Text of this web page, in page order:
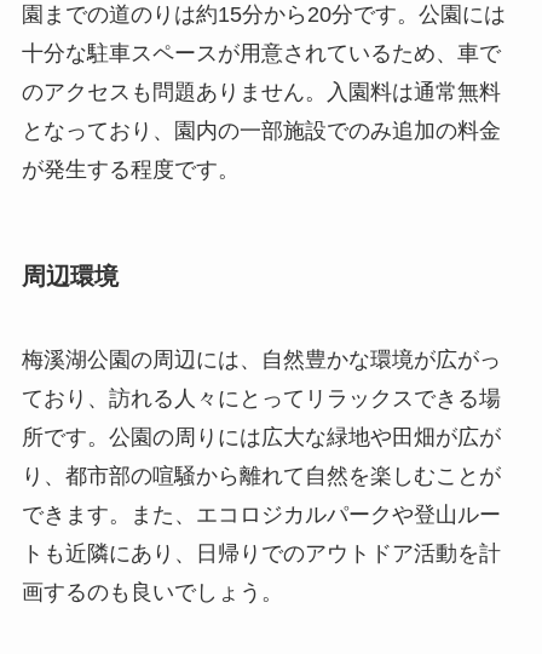
園までの道のりは約15分から20分です。公園には
十分な駐車スペースが用意されているため、車で
のアクセスも問題ありません。入園料は通常無料
となっており、園内の一部施設でのみ追加の料金
が発生する程度です。
周辺環境
梅溪湖公園の周辺には、自然豊かな環境が広がっ
ており、訪れる人々にとってリラックスできる場
所です。公園の周りには広大な緑地や田畑が広が
り、都市部の喧騒から離れて自然を楽しむことが
できます。また、エコロジカルパークや登山ルー
トも近隣にあり、日帰りでのアウトドア活動を計
画するのも良いでしょう。